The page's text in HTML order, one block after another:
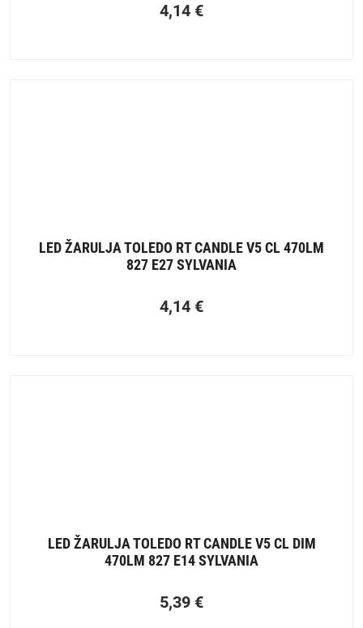
4,14 €
LED ŽARULJA TOLEDO RT CANDLE V5 CL 470LM
827 E27 SYLVANIA
4,14 €
LED ŽARULJA TOLEDO RT CANDLE V5 CL DIM
470LM 827 E14 SYLVANIA
5,39 €